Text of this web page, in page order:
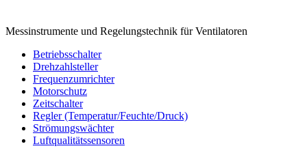
Messinstrumente und Regelungstechnik für Ventilatoren
Betriebsschalter
Drehzahlsteller
Frequenzumrichter
Motorschutz
Zeitschalter
Regler (Temperatur/Feuchte/Druck)
Strömungswächter
Luftqualitätssensoren